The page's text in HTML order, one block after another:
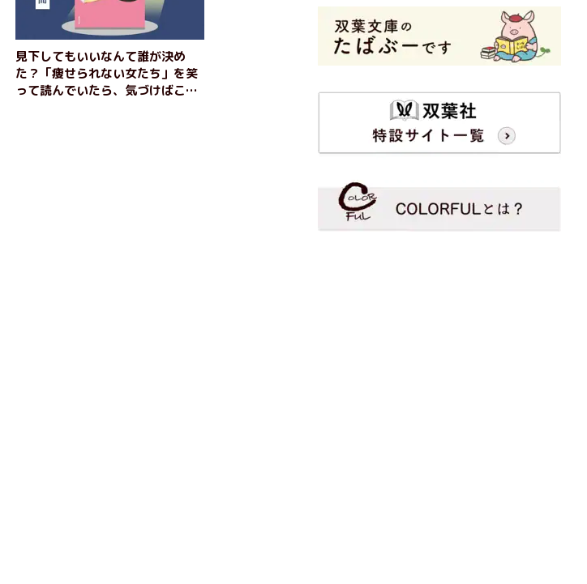
見下してもいいなんて誰が決め
た？「痩せられない女たち」を笑
って読んでいたら、気づけばこち